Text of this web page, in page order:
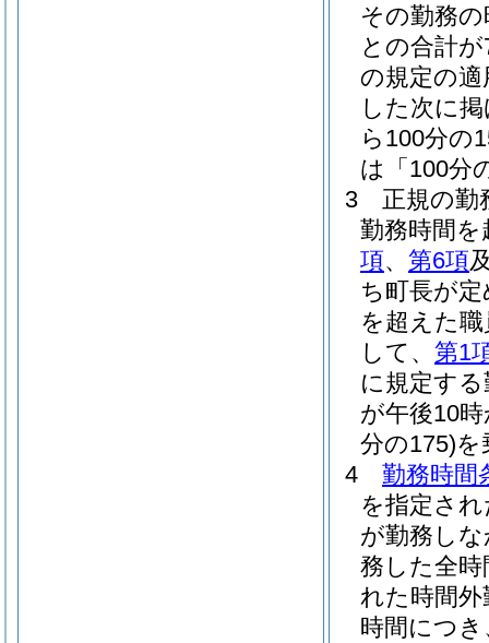
その勤務
との合計
の規定の
した次に
ら100分の
は「100分
3
正規の勤
勤務時間
項、 第6項
ち町長が
を超えた
して、 第1
に規定す
が午後10
分の175)を
4
勤務時間
を指定さ
が勤務し
務した全
れた時間
時間につき